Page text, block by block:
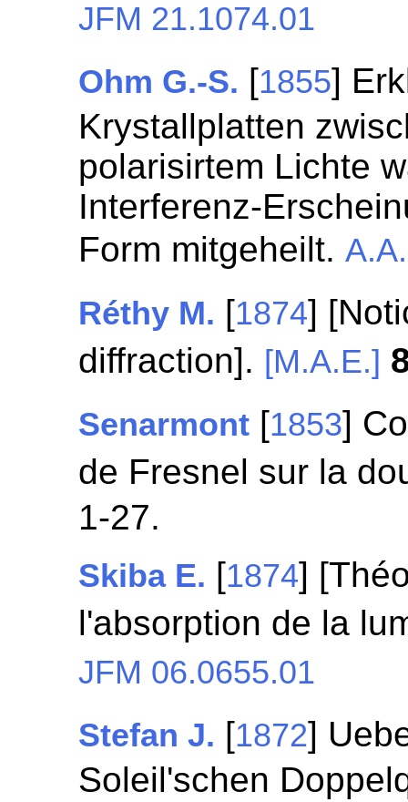
JFM 21.1074.01
Ohm G.-S. [1855]
Krystallplatten
polarisirtem Lichte
Interferenz-
Form mitgeheilt.
Réthy M. [1874]
diffraction]. [M.A.E.]
Senarmont [1853]
de Fresnel sur la
1-27.
Skiba E. [1874]
l'absorption de la
JFM 06.0655.01
Stefan J. [1872]
Soleil'schen